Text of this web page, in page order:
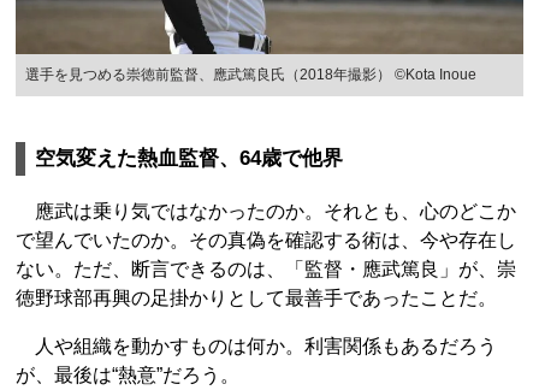
選手を見つめる崇徳前監督、應武篤良氏（2018年撮影） ©Kota Inoue
空気変えた熱血監督、64歳で他界
應武は乗り気ではなかったのか。それとも、心のどこか
で望んでいたのか。その真偽を確認する術は、今や存在し
ない。ただ、断言できるのは、「監督・應武篤良」が、崇
徳野球部再興の足掛かりとして最善手であったことだ。
人や組織を動かすものは何か。利害関係もあるだろう
が、最後は“熱意”だろう。